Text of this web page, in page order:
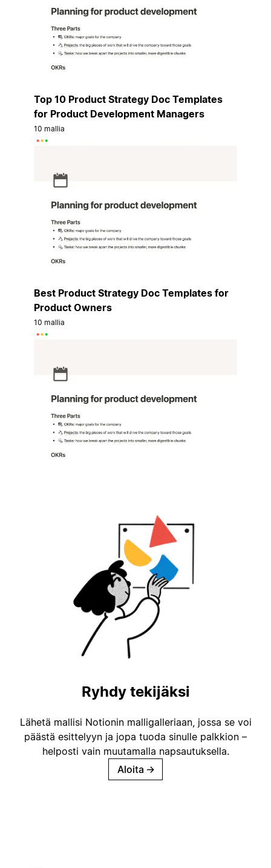
Top 10 Product Strategy Doc Templates
for Product Development Managers
10 mallia
Best Product Strategy Doc Templates for
Product Owners
10 mallia
Ryhdy tekijäksi
Lähetä mallisi Notionin malligalleriaan, jossa se voi
päästä esittelyyn ja jopa tuoda sinulle palkkion –
helposti vain muutamalla napsautuksella.
Aloita →